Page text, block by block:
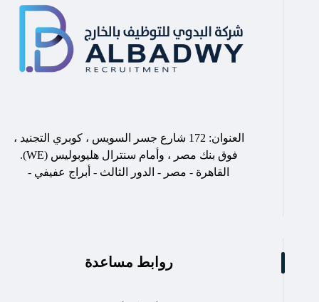
العنوان: 172 شارع جسر السويس ، كوبري التجنيد ،
فوق بنك مصر ، وأمام سنترال هليوبوليس (WE).
القاهرة - مصر - الدور الثالث - أبراج عفيفي -
روابط مساعدة